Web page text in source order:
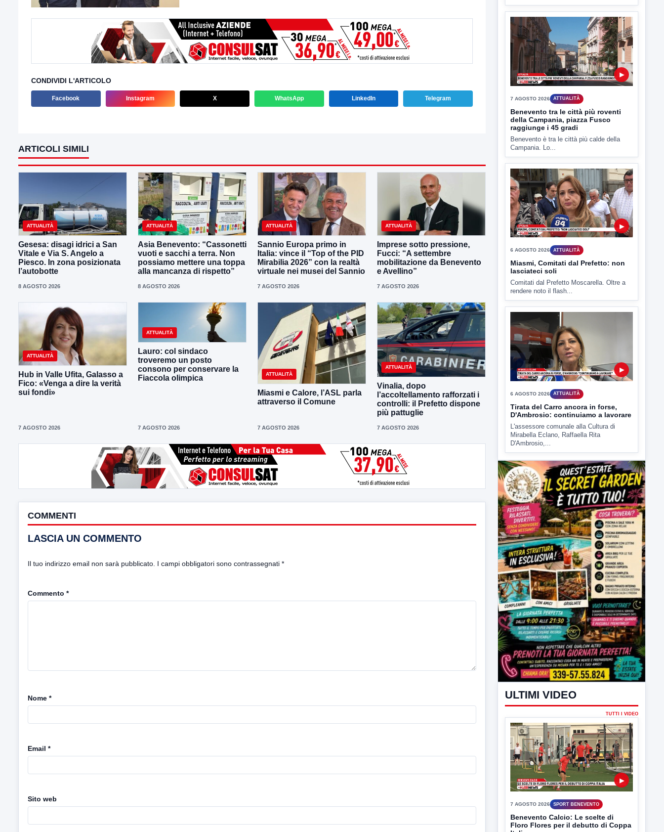
CONDIVIDI L'ARTICOLO
Facebook Instagram X WhatsApp LinkedIn Telegram
ARTICOLI SIMILI
ATTUALITÀ
Gesesa: disagi idrici a San
Vitale e Via S. Angelo a
Piesco. In zona posizionata
l’autobotte
8 AGOSTO 2026
ATTUALITÀ
Asia Benevento: “Cassonetti
vuoti e sacchi a terra. Non
possiamo mettere una toppa
alla mancanza di rispetto”
8 AGOSTO 2026
ATTUALITÀ
Sannio Europa primo in
Italia: vince il “Top of the PID
Mirabilia 2026” con la realtà
virtuale nei musei del Sannio
7 AGOSTO 2026
ATTUALITÀ
Imprese sotto pressione,
Fucci: “A settembre
mobilitazione da Benevento
e Avellino”
7 AGOSTO 2026
ATTUALITÀ
Hub in Valle Ufita, Galasso a
Fico: «Venga a dire la verità
sui fondi»
7 AGOSTO 2026
ATTUALITÀ
Lauro: col sindaco
troveremo un posto
consono per conservare la
Fiaccola olimpica
7 AGOSTO 2026
ATTUALITÀ
Miasmi e Calore, l’ASL parla
attraverso il Comune
7 AGOSTO 2026
ATTUALITÀ
Vinalia, dopo
l’accoltellamento rafforzati i
controlli: il Prefetto dispone
più pattuglie
7 AGOSTO 2026
COMMENTI
LASCIA UN COMMENTO
Il tuo indirizzo email non sarà pubblicato. I campi obbligatori sono contrassegnati *
Commento *
Nome *
Email *
Sito web
Miasmi e Calore, l'ASL parla
attraverso il Comune
Nessuna nuova moria di pesci e nessuna
criticità igienico-sanitaria nel...
▶
7 AGOSTO 2026
Benevento tra le città più roventi
della Campania, piazza Fusco
raggiunge i 45 gradi
Benevento è tra le città più calde della
Campania. Lo...
▶
Miasmi, Comitati dal Prefetto: non
lasciateci soli
rendere noto il flash...
Tirata del Carro ancora in forse,
D'Ambrosio: continuiamo a lavorare
L'assessore comunale alla Cultura di
Mirabella Eclano, Raffaella Rita
D'Ambrosio,...
ULTIMI VIDEO
TUTTI I VIDEO